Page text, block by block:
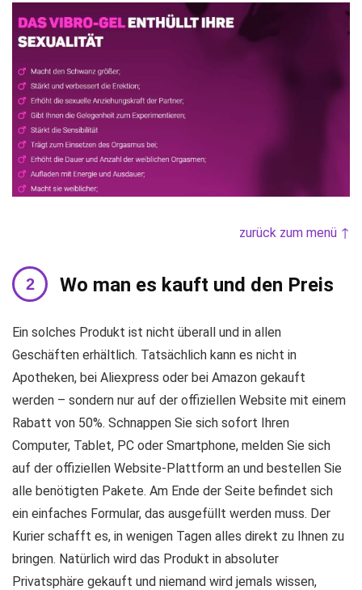
zurück zum menü ↑
Wo man es kauft und den Preis
Ein solches Produkt ist nicht überall und in allen
Geschäften erhältlich. Tatsächlich kann es nicht in
Apotheken, bei Aliexpress oder bei Amazon gekauft
werden – sondern nur auf der offiziellen Website mit einem
Rabatt von 50%. Schnappen Sie sich sofort Ihren
Computer, Tablet, PC oder Smartphone, melden Sie sich
auf der offiziellen Website-Plattform an und bestellen Sie
alle benötigten Pakete. Am Ende der Seite befindet sich
ein einfaches Formular, das ausgefüllt werden muss. Der
Kurier schafft es, in wenigen Tagen alles direkt zu Ihnen zu
bringen. Natürlich wird das Produkt in absoluter
Privatsphäre gekauft und niemand wird jemals wissen,